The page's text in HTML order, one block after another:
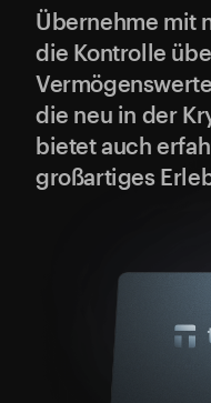
Übernehme mit
die Kontrolle
die neu in der
bietet auch
großartiges